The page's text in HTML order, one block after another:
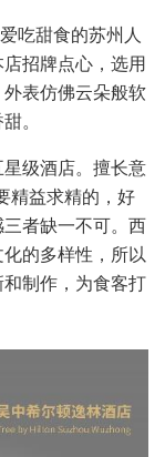
吃甜食的苏州人
招牌点心，选用
表仿佛云朵般软
。
级酒店。擅长意
精益求精的，好
者缺一不可。西
的多样性，所以
制作，为食客打